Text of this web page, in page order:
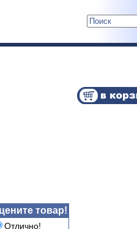
товар!
Отлично!